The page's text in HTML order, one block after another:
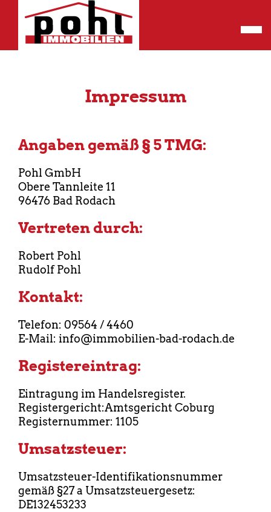
Impressum
Angaben gemäß § 5 TMG:
Pohl GmbH
Obere Tannleite 11
96476 Bad Rodach
Vertreten durch:
Robert Pohl
Rudolf Pohl
Kontakt:
Telefon: 09564 / 4460
E-Mail: info@immobilien-bad-rodach.de
Registereintrag:
Eintragung im Handelsregister.
Registergericht:Amtsgericht Coburg
Registernummer: 1105
Umsatzsteuer:
Umsatzsteuer-Identifikationsnummer
gemäß §27 a Umsatzsteuergesetz:
DE132453233